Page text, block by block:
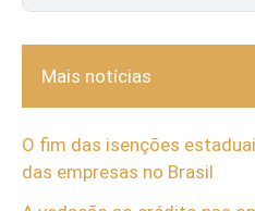
Mais notícias
O fim das isenções
das empresas no Brasil